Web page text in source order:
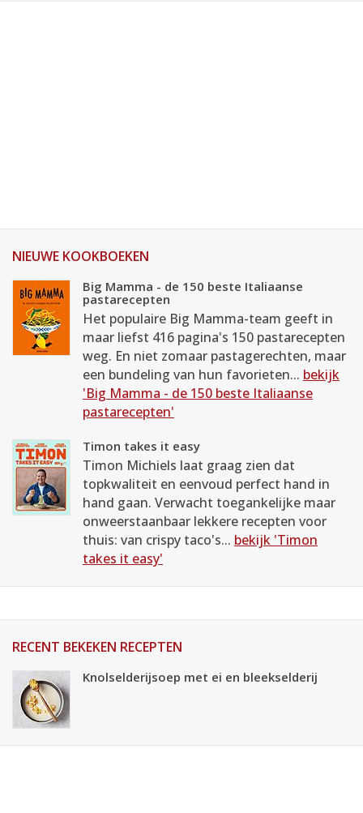
NIEUWE KOOKBOEKEN
Big Mamma - de 150 beste Italiaanse
pastarecepten
Het populaire Big Mamma-team geeft in
maar liefst 416 pagina's 150 pastarecepten
weg. En niet zomaar pastagerechten, maar
een bundeling van hun favorieten... bekijk
'Big Mamma - de 150 beste Italiaanse
pastarecepten'
Timon takes it easy
Timon Michiels laat graag zien dat
topkwaliteit en eenvoud perfect hand in
hand gaan. Verwacht toegankelijke maar
onweerstaanbaar lekkere recepten voor
thuis: van crispy taco's... bekijk 'Timon
takes it easy'
RECENT BEKEKEN RECEPTEN
Knolselderijsoep met ei en bleekselderij